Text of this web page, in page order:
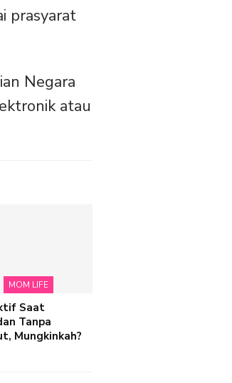
prasyarat
Negara
atau
MOM LIFE
Saat
Tanpa
Mungkinkah?